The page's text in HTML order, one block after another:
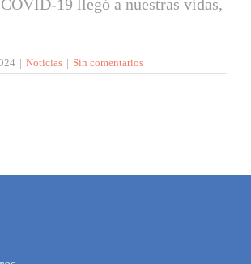
19 llegó a nuestras vidas,
| Noticias | Sin comentarios